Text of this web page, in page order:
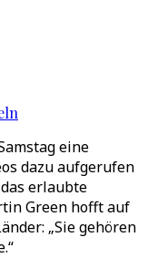
eine
dazu aufgerufen
erlaubte
Green hofft auf
„Sie gehören